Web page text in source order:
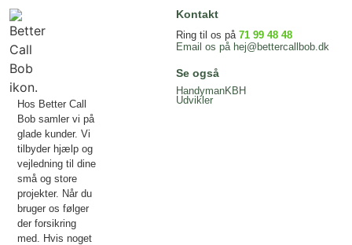
Hos Better Call
Bob samler vi på
glade kunder. Vi
tilbyder hjælp og
vejledning til dine
små og store
projekter. Når du
bruger os følger
der forsikring
med. Hvis noget
Kontakt
Ring til os på 71 99 48 48
Email os på hej@bettercallbob.dk
Se også
HandymanKBH
Udvikler